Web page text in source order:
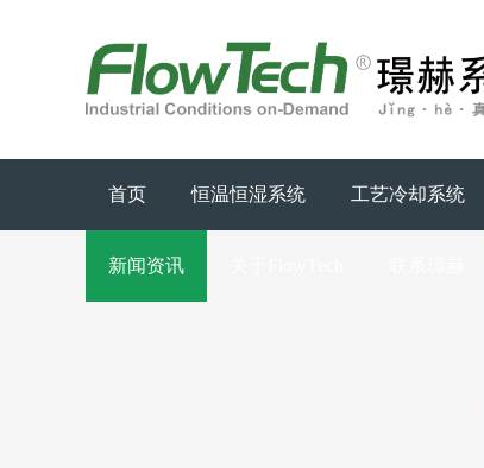
首页 恒温恒湿系统 工艺冷却系统
新闻资讯